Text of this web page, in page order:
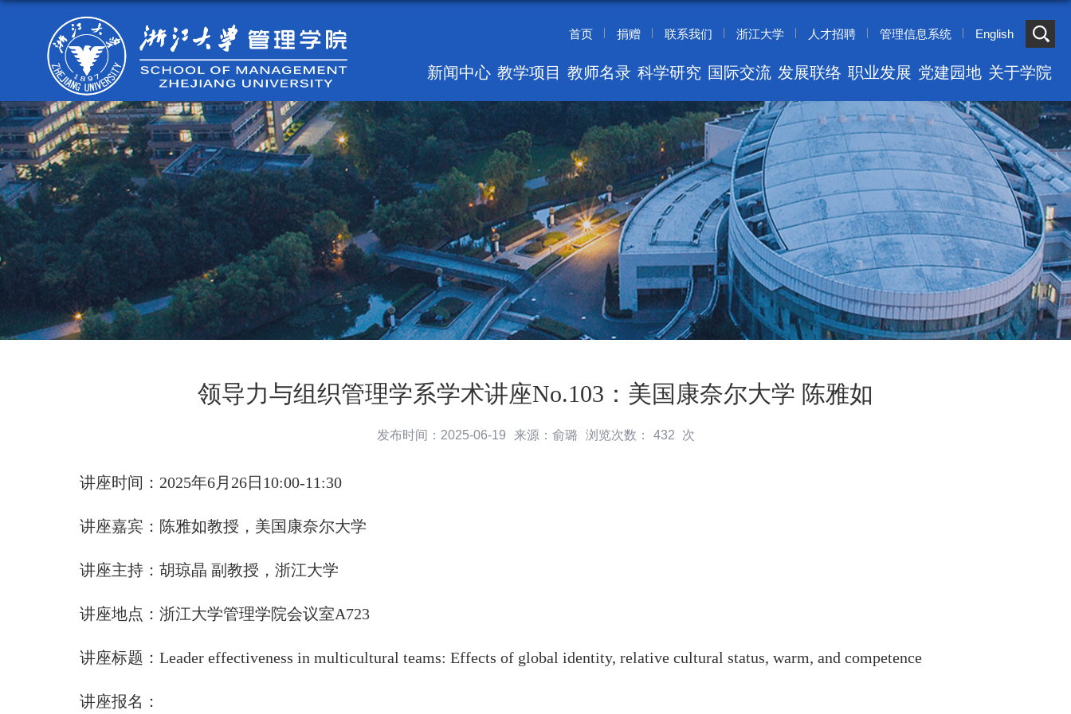
首页 捐赠 联系我们 浙江大学 人才招聘 管理信息系统 English
新闻中心 教学项目 教师名录 科学研究 国际交流 发展联络 职业发展 党建园地 关于学院
领导力与组织管理学系学术讲座No.103：美国康奈尔大学 陈雅如
发布时间：2025-06-19 来源：俞璐 浏览次数： 432 次
讲座时间：2025年6月26日10:00-11:30
讲座嘉宾：陈雅如教授，美国康奈尔大学
讲座主持：胡琼晶 副教授，浙江大学
讲座地点：浙江大学管理学院会议室A723
讲座标题：Leader effectiveness in multicultural teams: Effects of global identity, relative cultural status, warm, and competence
讲座报名：